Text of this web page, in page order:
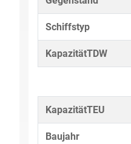
Schiffstyp
KapazitätTDW
KapazitätTEU
Baujahr